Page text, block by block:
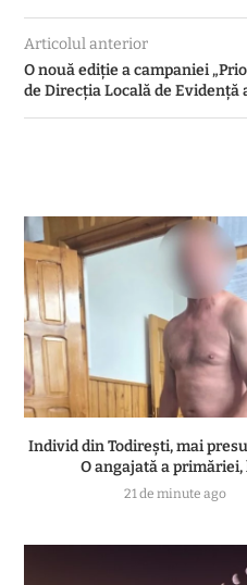
Articolul anterior
O nouă ediţie a campaniei
de Direcţia Locală de Evidenţă
Individ din Todirești, mai
O angajată a primăriei,
21 de minute ago